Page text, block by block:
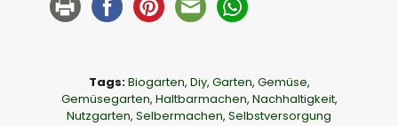
Tags:Biogarten, Diy, Garten, Gemüse,
Gemüsegarten, Haltbarmachen, Nachhaltigkeit,
Nutzgarten, Selbermachen, Selbstversorgung